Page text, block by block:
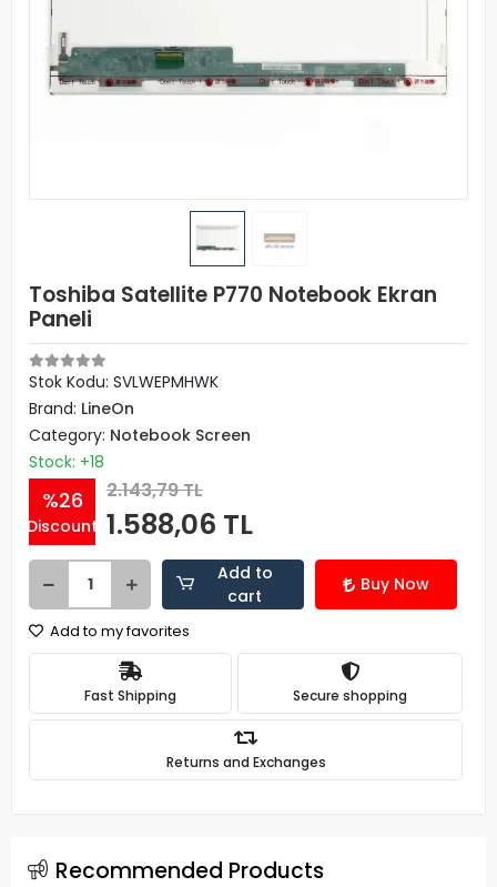
Toshiba Satellite P770 Notebook Ekran
Paneli
Stok Kodu: SVLWEPMHWK
Brand: LineOn
Category: Notebook Screen
Stock: +18
%26
Discount
2.143,79 TL
1.588,06 TL
Add to
cart
Buy Now
Add to my favorites
Fast Shipping Secure shopping
Returns and Exchanges
Recommended Products